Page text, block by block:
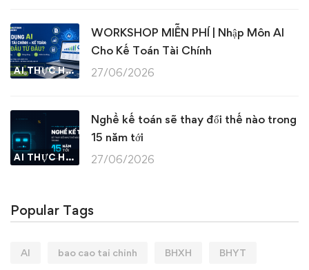
AI THỰC HÀNH
WORKSHOP MIỄN PHÍ | Nhập Môn AI
Cho Kế Toán Tài Chính
27/06/2026
AI THỰC HÀNH
Nghề kế toán sẽ thay đổi thế nào trong
15 năm tới
27/06/2026
Popular Tags
AI bao cao tai chinh BHXH BHYT